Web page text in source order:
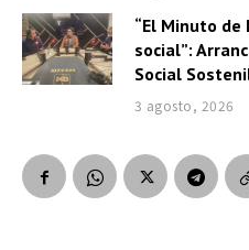
“El Minuto
social”:
Social
3 agosto, 2026